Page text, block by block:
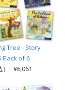
Tree - Story
Pack of 6
）: ¥6,061